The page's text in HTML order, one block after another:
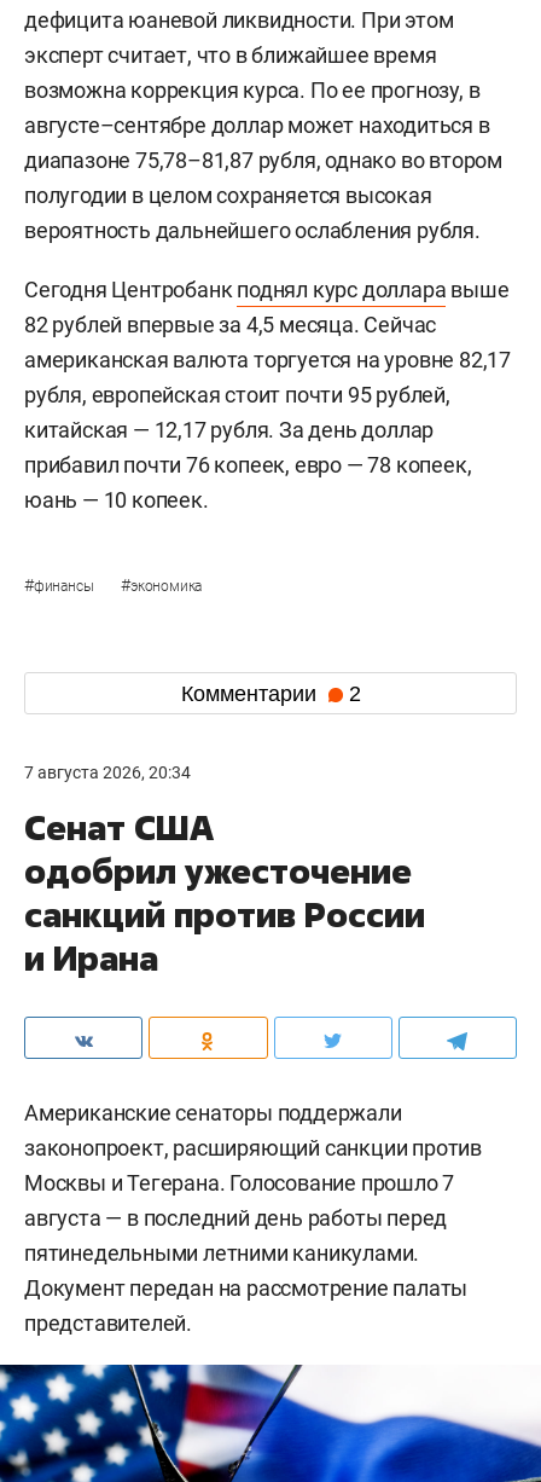
дефицита юаневой ликвидности. При этом
эксперт считает, что в ближайшее время
возможна коррекция курса. По ее прогнозу, в
августе–сентябре доллар может находиться в
диапазоне 75,78–81,87 рубля, однако во втором
полугодии в целом сохраняется высокая
вероятность дальнейшего ослабления рубля.
Сегодня Центробанкподнял курс доллара выше
82 рублей впервые за 4,5 месяца. Сейчас
американская валюта торгуется на уровне 82,17
рубля, европейская стоит почти 95 рублей,
китайская — 12,17 рубля. За день доллар
прибавил почти 76 копеек, евро — 78 копеек,
юань — 10 копеек.
#финансы #экономика
Комментарии 2
7 августа 2026, 20:34
Сенат США
одобрил ужесточение
санкций против России
и Ирана
Американские сенаторы поддержали
законопроект, расширяющий санкции против
Москвы и Тегерана. Голосование прошло 7
августа — в последний день работы перед
пятинедельными летними каникулами.
Документ передан на рассмотрение палаты
представителей.